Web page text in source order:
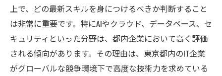
上で、どの最新スキルを身につけるべきか判断すること
は非常に重要です。特にAIやクラウド、データベース、セ
キュリティといった分野は、都内企業において高く評価
される傾向があります。その理由は、東京都内のIT企業
がグローバルな競争環境下で高度な技術力を求めている